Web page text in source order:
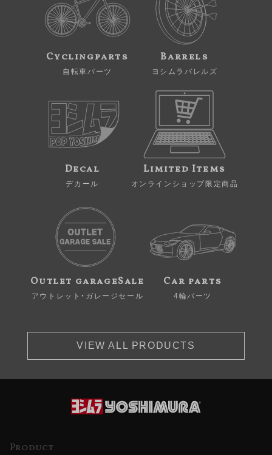
Cyclingparts
自転車パーツ
Barrels
ヨシムラバレルズ
Decal
デカール
Limited Items
オンラインショップ限定商品
Outlet garageSale
アウトレット・ガレージセール
Car parts
4輪パーツ
VIEW ALL PRODUCTS
Product